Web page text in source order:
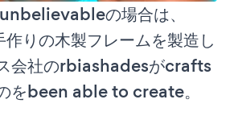
の場合は、
りの木製フレームを製造し
会社のrbiashadesがcrafts
をbeen able to create。